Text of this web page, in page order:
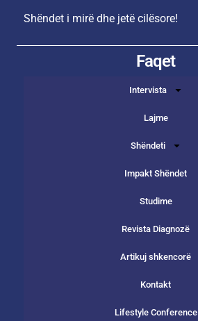
Shëndet i mirë dhe jetë cilësore!
Faqet
Intervista
Lajme
Shëndeti
Impakt Shëndet
Studime
Revista Diagnozë
Artikuj shkencorë
Kontakt
Lifestyle Conference